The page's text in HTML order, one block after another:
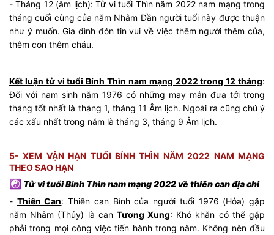
- Tháng 12 (âm lịch): Tử vi tuổi Thìn năm 2022 nam mạng trong
tháng cuối cùng của năm Nhâm Dần người tuổi này được thuận
như ý muốn. Gia đình đón tin vui về việc thêm người thêm của,
thêm con thêm cháu.
Kết luận tử vi tuổi Bính Thìn nam mạng 2022 trong 12 tháng:
Đối với nam sinh năm 1976 có những may mắn đưa tới trong
tháng tốt nhất là tháng 1, tháng 11 Âm lịch. Ngoài ra cũng chú ý
các xấu nhất trong năm là tháng 3, tháng 9 Âm lịch.
5- XEM VẬN HẠN TUỔI BÍNH THÌN NĂM 2022 NAM MẠNG
THEO SAO HẠN
☯ Tử vi tuổi Bính Thìn nam mạng 2022 về thiên can địa chi
- Thiên Can: Thiên can Bính của người tuổi 1976 (Hỏa) gặp
năm Nhâm (Thủy) là can Tương Xung: Khó khăn có thể gặp
phải trong mọi công việc tiến hành trong năm. Không nên đầu